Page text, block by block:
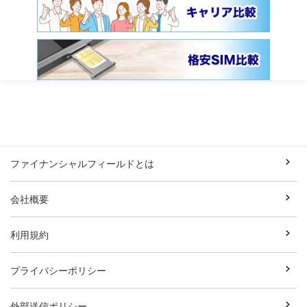
ファイナンシャルフィールドとは
会社概要
利用規約
プライバシーポリシー